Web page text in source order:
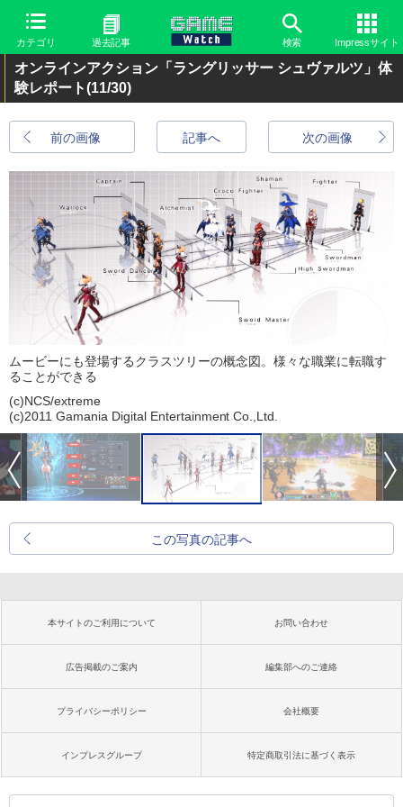
カテゴリ 過去記事 検索 Impressサイト
オンラインアクション「ラングリッサー シュヴァルツ」体
験レポート(11/30)
前の画像 次の画像
記事へ
ムービーにも登場するクラスツリーの概念図。様々な職業に転職す
ることができる
(c)NCS/extreme
(c)2011 Gamania Digital Entertainment Co.,Ltd.
この写真の記事へ
本サイトのご利用について お問い合わせ
広告掲載のご案内 編集部へのご連絡
プライバシーポリシー 会社概要
インプレスグループ 特定商取引法に基づく表示